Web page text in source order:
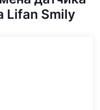
Lifan Smily